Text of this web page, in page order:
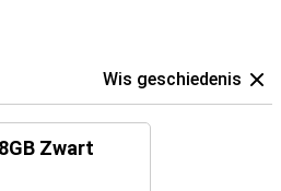
Wis geschiedenis
Zwart